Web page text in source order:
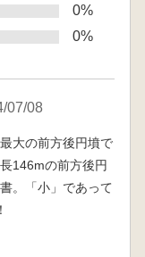
墳、小筑古
墳の編年的
の編年的位
冑片(渡瀬健
する考え方
0%
0%
07/08
大の前方後円墳で
146mの前方後円
。「小」であって